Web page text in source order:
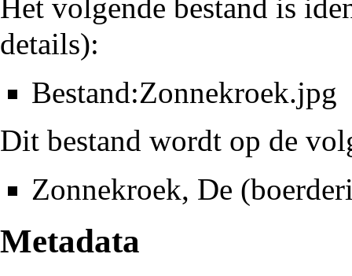
Het volgende bestand is
details):
Bestand:Zonnekroek.jpg
Dit bestand wordt op de
Zonnekroek, De
Metadata